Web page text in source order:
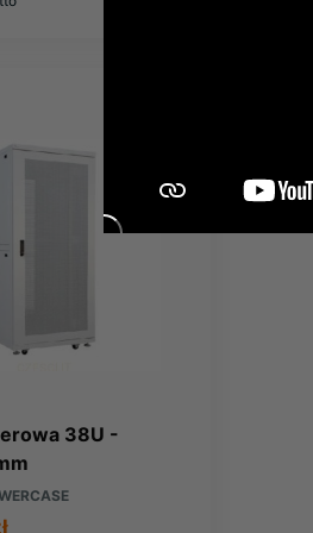
38U -